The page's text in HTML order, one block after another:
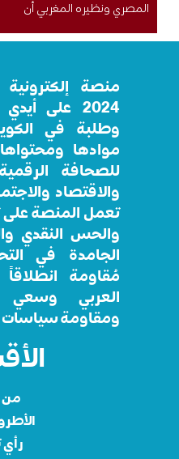
المصري ونظيره المغربي أن
منصة
2024 على
وطلبة في
موادها
للصحافة
والاقتصاد
تعمل المنصة على
والحس النقدي
الجامدة في
مُقاومة
العربي وسعي
ومقاومة سياسات
من